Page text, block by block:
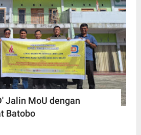
Jalin MoU dengan
Batobo